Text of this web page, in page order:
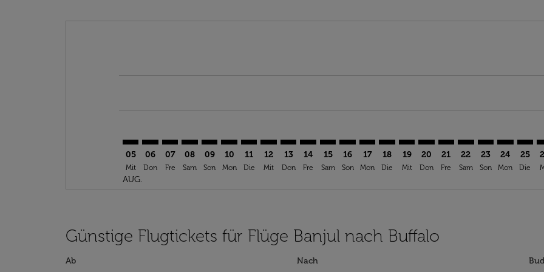
05
Mit
AUG.
06
Don
07
Fre
08
Sam
09
Son
10
Mon
11
Die
12
Mit
13
Don
14
Fre
15
Sam
16
Son
17
Mon
18
Die
19
Mit
BJL–BUF: cmp-view-
20
Don
BJL–BUF: cmp-view-
21
Fre
BJL–BUF: cmp-
22
Sam
BJL–BUF:
23
Son
24
Mon
25
Die
Günstige Flugtickets für Flüge Banjul nach Buffalo
Ab Nach